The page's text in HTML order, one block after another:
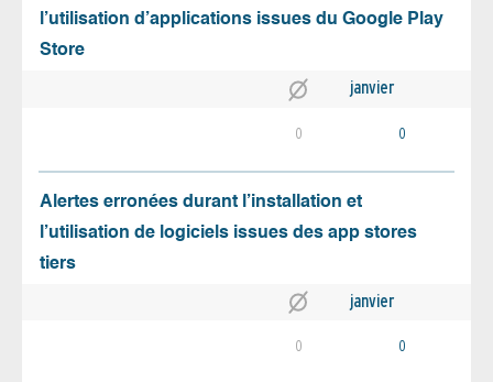
l’utilisation d’applications issues du Google Play
Store
janvier
0 0
Alertes erronées durant l’installation et
l’utilisation de logiciels issues des app stores
tiers
janvier
0 0